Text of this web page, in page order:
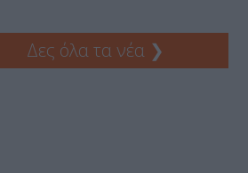
Δες όλα τα νέα ❯